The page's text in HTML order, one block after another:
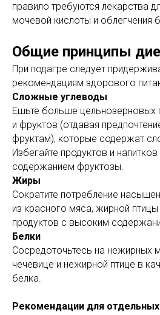
правило требуются лекарства
мочевой кислоты и облегчения
Общие принципы
При подагре следует
рекомендациям здорового
Сложные углеводы
Ешьте больше цельнозерновых
и фруктов (отдавая
фруктам), которые содержат
Избегайте продуктов и
содержанием фруктозы.
Жиры
Сократите потребление
из красного мяса, жирной
продуктов с высоким
Белки
Сосредоточьтесь на нежирных
чечевице и нежирной птице в
белка.
Рекомендации для